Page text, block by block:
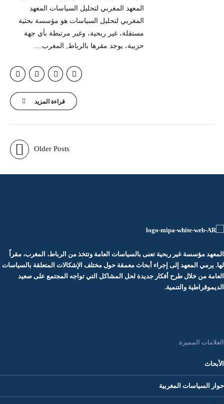
المعهد المغربي لتحليل السياسات المعهد
المغربي لتحليل السياسات هو مؤسسة بحثية
مستقلة، غير ربحية، وغير مرتبطة بأي جهة
حزبية، يوجد مقرها بالرباط, المغرب....
قراءة المزيد
Older Posts
لها. يرمي المعهد إلى إجراء أبحاث معمقة حول مختلف الإشكالات المتعلقة بالسياسات
العامة من خلال طرح أفكار جديدة لحل المشاكل التي تواجه المجتمع على صعيد
الديموقراطية والتنمية.
العلامات المميزة
الأبحاث
حوار السياسات المغربية